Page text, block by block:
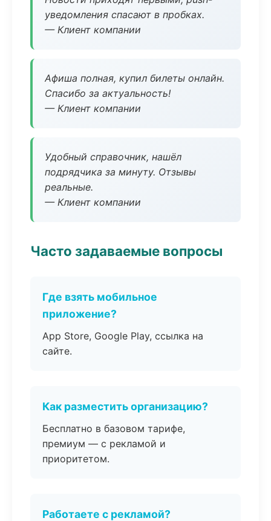
уведомления спасают в пробках.
— Клиент компании
Афиша полная, купил билеты онлайн.
Спасибо за актуальность!
— Клиент компании
Удобный справочник, нашёл
подрядчика за минуту. Отзывы
реальные.
— Клиент компании
Часто задаваемые вопросы
Где взять мобильное
приложение?
App Store, Google Play, ссылка на
сайте.
Как разместить организацию?
Бесплатно в базовом тарифе,
премиум — с рекламой и
приоритетом.
Работаете с рекламой?